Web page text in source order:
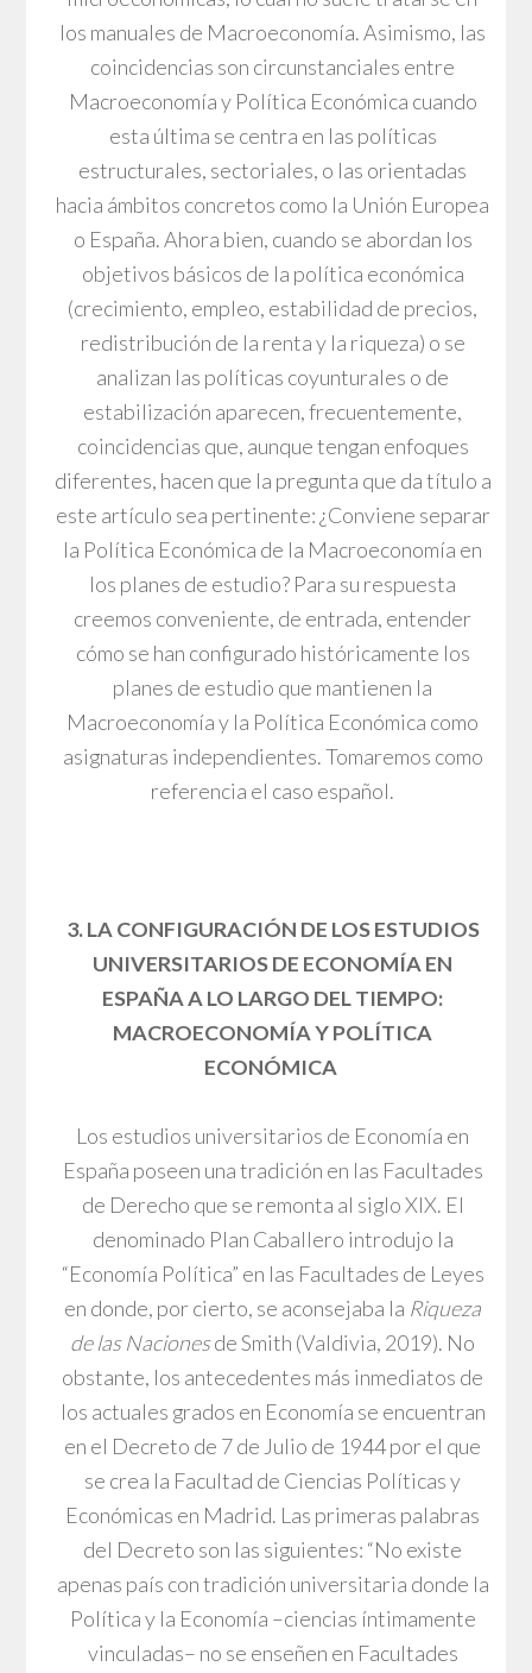
los manuales de Macroeconomía. Asimismo, las
coincidencias son circunstanciales entre
Macroeconomía y Política Económica cuando
esta última se centra en las políticas
estructurales, sectoriales, o las orientadas
hacia ámbitos concretos como la Unión Europea
o España. Ahora bien, cuando se abordan los
objetivos básicos de la política económica
(crecimiento, empleo, estabilidad de precios,
redistribución de la renta y la riqueza) o se
analizan las políticas coyunturales o de
estabilización aparecen, frecuentemente,
coincidencias que, aunque tengan enfoques
diferentes, hacen que la pregunta que da título a
este artículo sea pertinente: ¿Conviene separar
la Política Económica de la Macroeconomía en
los planes de estudio? Para su respuesta
creemos conveniente, de entrada, entender
cómo se han configurado históricamente los
planes de estudio que mantienen la
Macroeconomía y la Política Económica como
asignaturas independientes. Tomaremos como
referencia el caso español.
3. LA CONFIGURACIÓN DE LOS ESTUDIOS
UNIVERSITARIOS DE ECONOMÍA EN
ESPAÑA A LO LARGO DEL TIEMPO:
MACROECONOMÍA Y POLÍTICA
ECONÓMICA
Los estudios universitarios de Economía en
España poseen una tradición en las Facultades
de Derecho que se remonta al siglo XIX. El
denominado Plan Caballero introdujo la
“Economía Política” en las Facultades de Leyes
en donde, por cierto, se aconsejaba la Riqueza
de las Nacionesde Smith (Valdivia, 2019). No
obstante, los antecedentes más inmediatos de
los actuales grados en Economía se encuentran
en el Decreto de 7 de Julio de 1944 por el que
se crea la Facultad de Ciencias Políticas y
Económicas en Madrid. Las primeras palabras
del Decreto son las siguientes: “No existe
apenas país con tradición universitaria donde la
Política y la Economía –ciencias íntimamente
vinculadas– no se enseñen en Facultades